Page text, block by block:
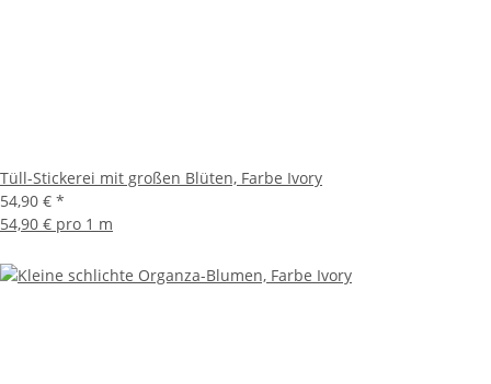
Tüll-Stickerei mit großen Blüten, Farbe Ivory
54,90 € *
54,90 € pro 1 m